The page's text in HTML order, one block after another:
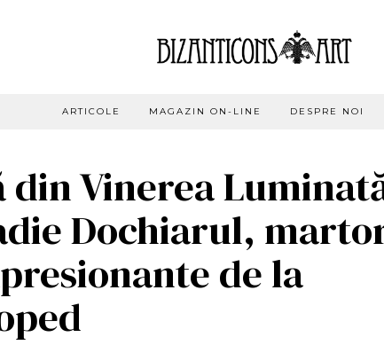
ARTICOLE MAGAZIN ON-LINE DESPRE NOI
din Vinerea
Dochiarul,
de la